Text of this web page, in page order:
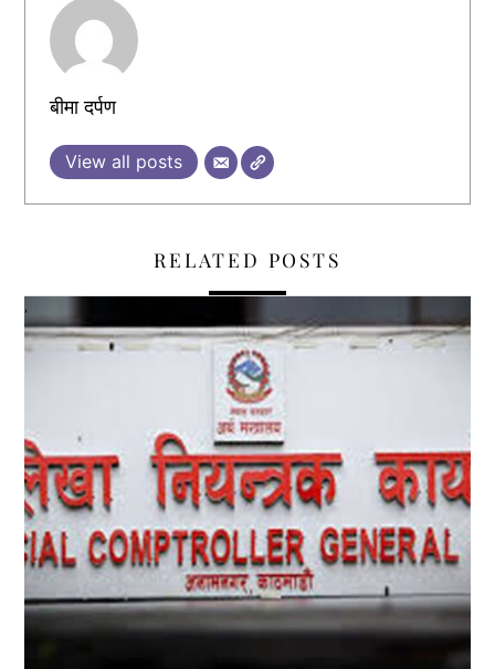
बीमा दर्पण
View all posts
RELATED POSTS
,